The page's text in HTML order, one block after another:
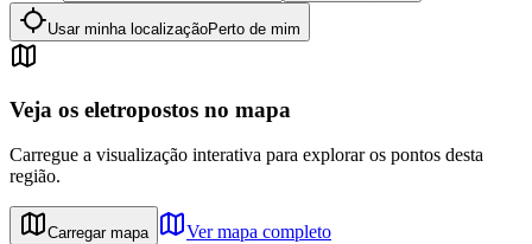
Usar minha localizaçãoPerto de mim
Veja os eletropostos no mapa
Carregue a visualização interativa para explorar os pontos desta
região.
Carregar mapa
Ver mapa completo